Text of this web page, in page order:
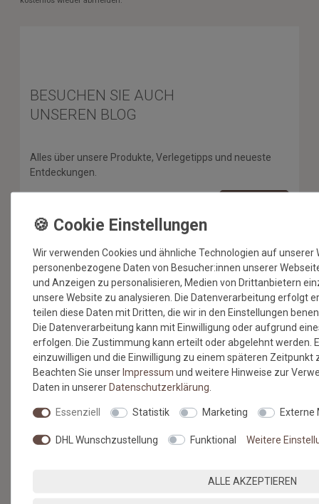
BESUCHEN SIE AUCH
UNSEREN BLOG
Alles über unsere Produkte, Verlegetipps und neueste
Entdeckungen.
SERVICE & HILFE
Versandkosten
Zahlungsmethoden & Sicherheit
Kontaktformular
Hilfe
RECHTLICHES
Datenschutz
Widerruf & Rücksendung
Impressum
BODENBELÄGE SELBST
Wir verwenden Cookies und ähnliche Technologien auf unserer
personenbezogene Daten von Besucher:innen unserer
und Anzeigen zu personalisieren, Medien von Drittanbietern
unsere Website zu analysieren. Die Datenverarbeitung erfolgt
teilen diese Daten mit Dritten, die wir in den Einstellungen
Die Datenverarbeitung kann mit Einwilligung oder aufgrund
erfolgen. Die Zustimmung kann erteilt oder abgelehnt werden.
einzuwilligen und die Einwilligung zu einem späteren Zeitpunkt
Beachten Sie unser Impressum und weitere Hinweise zur
Daten in unserer Daten­schutz­erklärung
Essenziell Statistik Marketing Externe
DHL Wunschzustellung Funktional Weitere
ALLE AKZEPTIEREN